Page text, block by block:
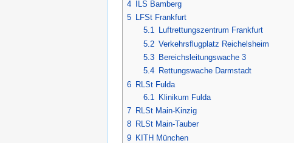
4
ILS Bamberg
5 LFSt Frankfurt
5.1
Luftrettungszentrum Frankfurt
5.2 Verkehrsflugplatz Reichelsheim
5.3
Bereichsleitungswache 3
5.4
Rettungswache Darmstadt
6 RLSt Fulda
6.1
Klinikum Fulda
7 RLSt Main-Kinzig
8 RLSt Main-Tauber
9 KITH München